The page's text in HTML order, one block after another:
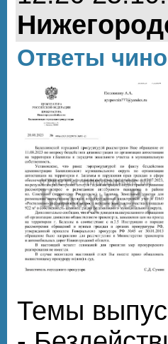
Ответы
Темы